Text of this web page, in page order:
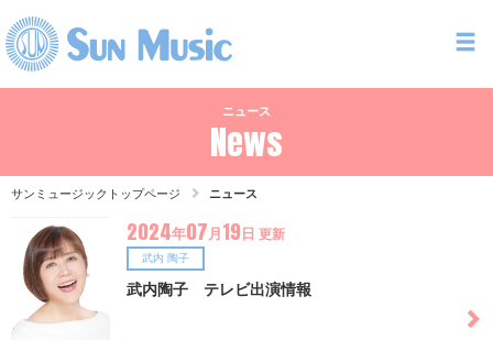
サンミュージックトップページ ニュース
ニュース
News
2024年07 月19日 更新
武内 陶子
武内陶子 テレビ出演情報